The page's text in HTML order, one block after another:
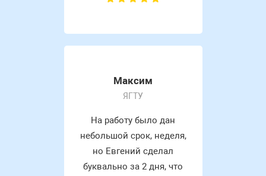
Максим
ЯГТУ
На работу было дан
небольшой срок, неделя,
но Евгений сделал
буквально за 2 дня, что